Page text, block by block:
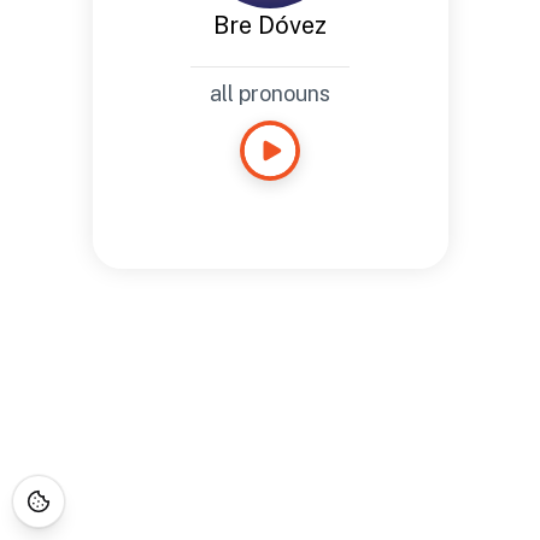
Bre Dóvez
all pronouns